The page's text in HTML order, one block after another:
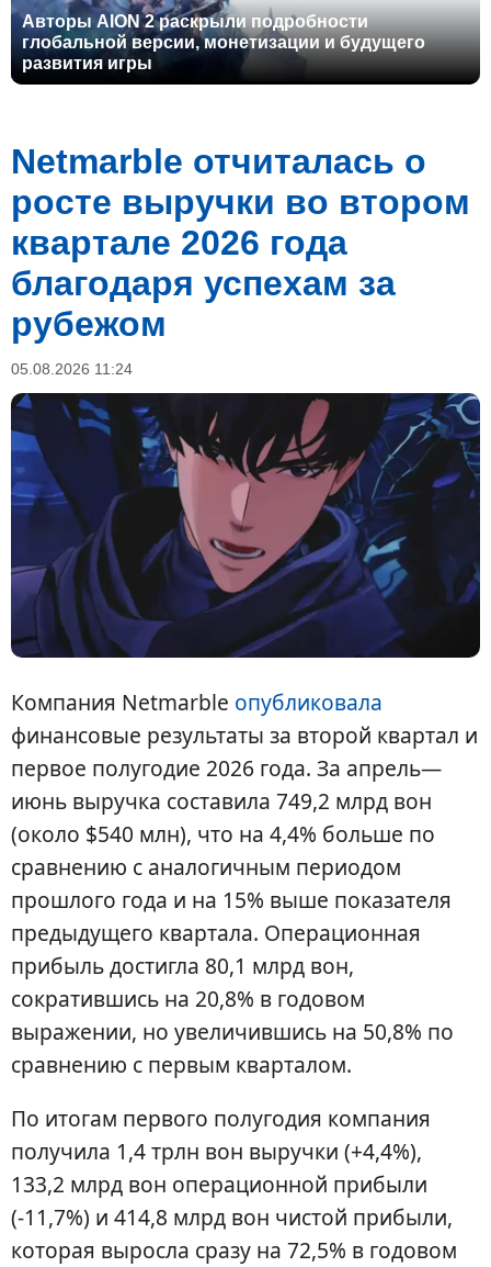
Авторы AION 2 раскрыли подробности
глобальной версии, монетизации и будущего
развития игры
Netmarble отчиталась о
росте выручки во втором
квартале 2026 года
благодаря успехам за
рубежом
05.08.2026 11:24
Компания Netmarble опубликовала
финансовые результаты за второй квартал и
первое полугодие 2026 года. За апрель—
июнь выручка составила 749,2 млрд вон
(около $540 млн), что на 4,4% больше по
сравнению с аналогичным периодом
прошлого года и на 15% выше показателя
предыдущего квартала. Операционная
прибыль достигла 80,1 млрд вон,
сократившись на 20,8% в годовом
выражении, но увеличившись на 50,8% по
сравнению с первым кварталом.
По итогам первого полугодия компания
получила 1,4 трлн вон выручки (+4,4%),
133,2 млрд вон операционной прибыли
(-11,7%) и 414,8 млрд вон чистой прибыли,
которая выросла сразу на 72,5% в годовом